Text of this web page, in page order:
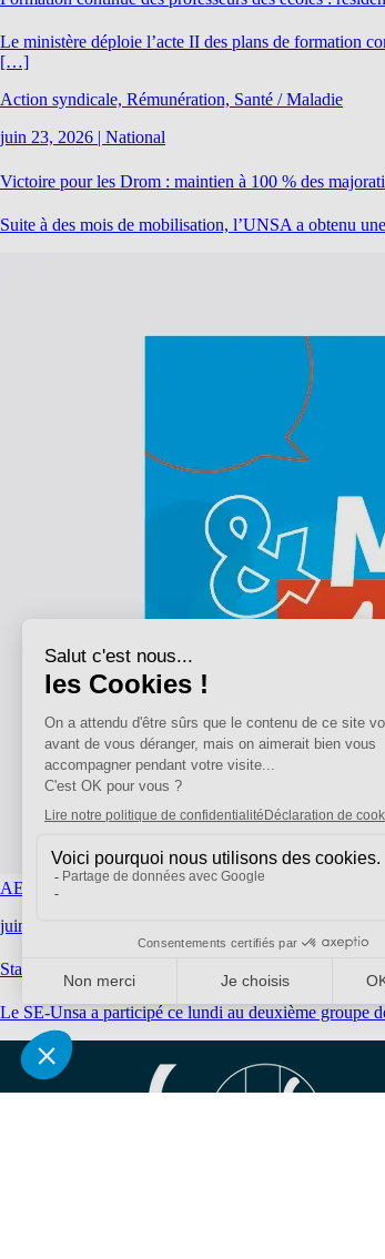
Le ministère déploie l’acte II des plans de formation
[…]
Action syndicale, Rémunération, Santé / Maladie
juin 23, 2026 | National
Victoire pour les Drom : maintien à 100 % des
Suite à des mois de mobilisation, l’UNSA a obtenu
AESH, École inclusive
juin 17, 2026
Statut AESH : le SE-Unsa refuse la création d’un
Le SE-Unsa a participé ce lundi au deuxième groupe